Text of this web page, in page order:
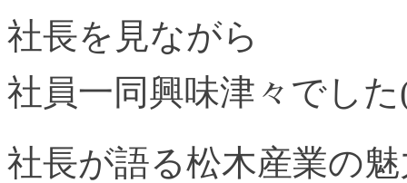
社長を見ながら
社員一同興味津々でした
社長が語る松木産業の